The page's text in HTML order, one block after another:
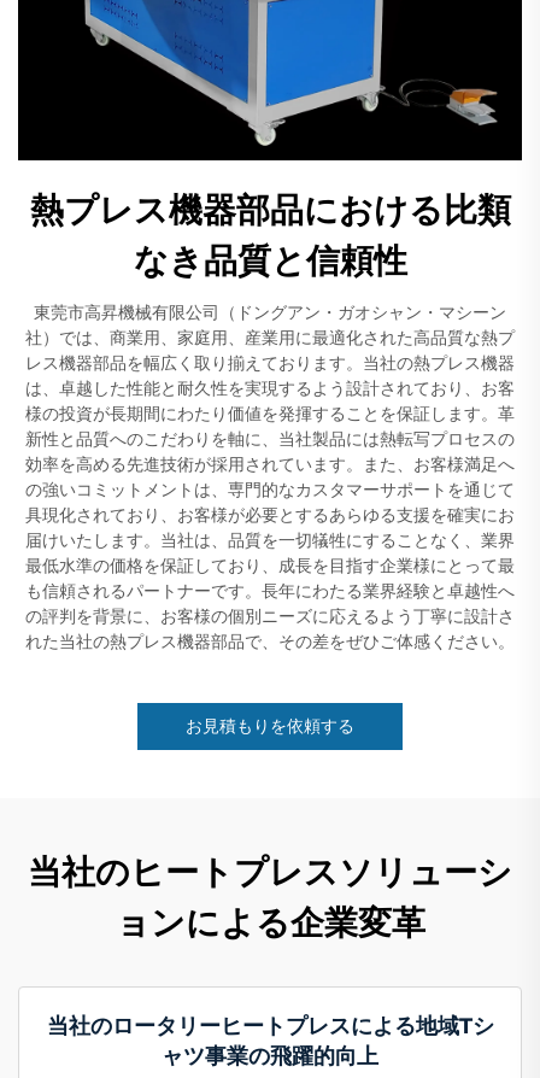
熱プレス機器部品における比類
なき品質と信頼性
東莞市高昇機械有限公司（ドングアン・ガオシャン・マシーン
社）では、商業用、家庭用、産業用に最適化された高品質な熱プ
レス機器部品を幅広く取り揃えております。当社の熱プレス機器
は、卓越した性能と耐久性を実現するよう設計されており、お客
様の投資が長期間にわたり価値を発揮することを保証します。革
新性と品質へのこだわりを軸に、当社製品には熱転写プロセスの
効率を高める先進技術が採用されています。また、お客様満足へ
の強いコミットメントは、専門的なカスタマーサポートを通じて
具現化されており、お客様が必要とするあらゆる支援を確実にお
届けいたします。当社は、品質を一切犠牲にすることなく、業界
最低水準の価格を保証しており、成長を目指す企業様にとって最
も信頼されるパートナーです。長年にわたる業界経験と卓越性へ
の評判を背景に、お客様の個別ニーズに応えるよう丁寧に設計さ
れた当社の熱プレス機器部品で、その差をぜひご体感ください。
お見積もりを依頼する
当社のヒートプレスソリューシ
ョンによる企業変革
当社のロータリーヒートプレスによる地域Tシ
ャツ事業の飛躍的向上